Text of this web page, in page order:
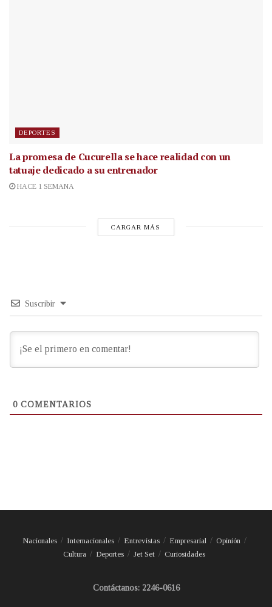
DEPORTES
La promesa de Cucurella se hace realidad con un
tatuaje dedicado a su entrenador
HACE 1 SEMANA
CARGAR MÁS
Suscribir
0 COMENTARIOS
Nacionales Internacionales Entrevistas Empresarial
Opinión
Cultura
Deportes Jet Set Curiosidades
Contáctanos: 2246-0616